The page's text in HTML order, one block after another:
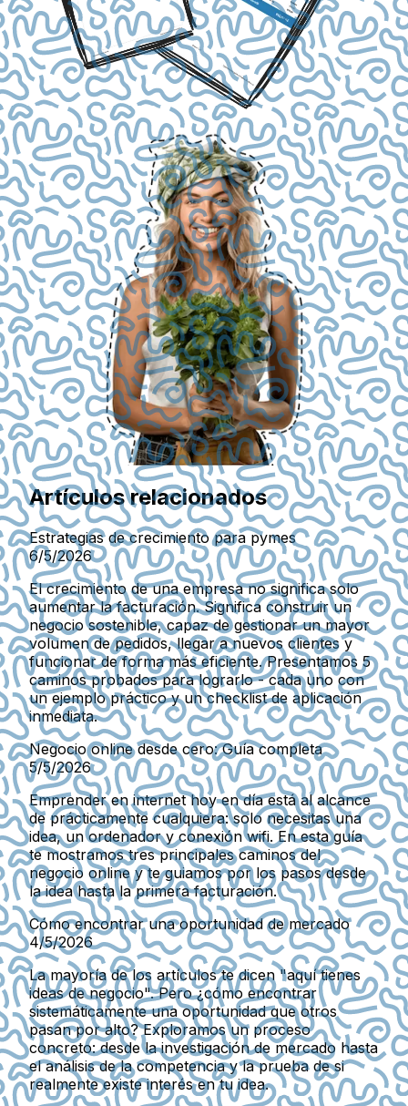
Artículos relacionados
Estrategias de crecimiento para pymes
6/5/2026
El crecimiento de una empresa no significa solo
aumentar la facturación. Significa construir un
negocio sostenible, capaz de gestionar un mayor
volumen de pedidos, llegar a nuevos clientes y
funcionar de forma más eficiente. Presentamos 5
caminos probados para lograrlo - cada uno con
un ejemplo práctico y un checklist de aplicación
inmediata.
Negocio online desde cero: Guía completa
5/5/2026
Emprender en internet hoy en día está al alcance
de prácticamente cualquiera: solo necesitas una
idea, un ordenador y conexión wifi. En esta guía
te mostramos tres principales caminos del
negocio online y te guiamos por los pasos desde
la idea hasta la primera facturación.
Cómo encontrar una oportunidad de mercado
4/5/2026
La mayoría de los artículos te dicen "aquí tienes
ideas de negocio". Pero ¿cómo encontrar
sistemáticamente una oportunidad que otros
pasan por alto? Exploramos un proceso
concreto: desde la investigación de mercado hasta
el análisis de la competencia y la prueba de si
realmente existe interés en tu idea.